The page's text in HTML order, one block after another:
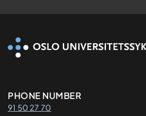
Kontaktinformasjon
PHONE NUMBER
91 50 27 70